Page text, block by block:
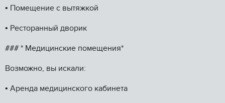
•⁠ ⁠Помещение с вытяжкой
•⁠ ⁠Ресторанный дворик
### * Медицинские помещения*
Возможно, вы искали:
•⁠ ⁠Аренда медицинского кабинета